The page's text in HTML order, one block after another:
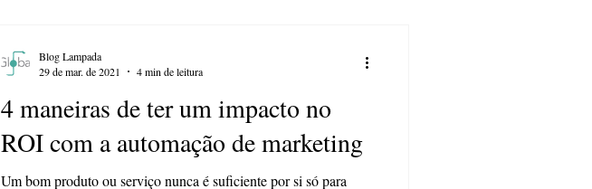
4 maneiras de ter um impacto no
ROI com a automação de marketing
Um bom produto ou serviço nunca é suficiente por si só para
Blog Lampada
29 de mar. de 2021
4 min de leitura